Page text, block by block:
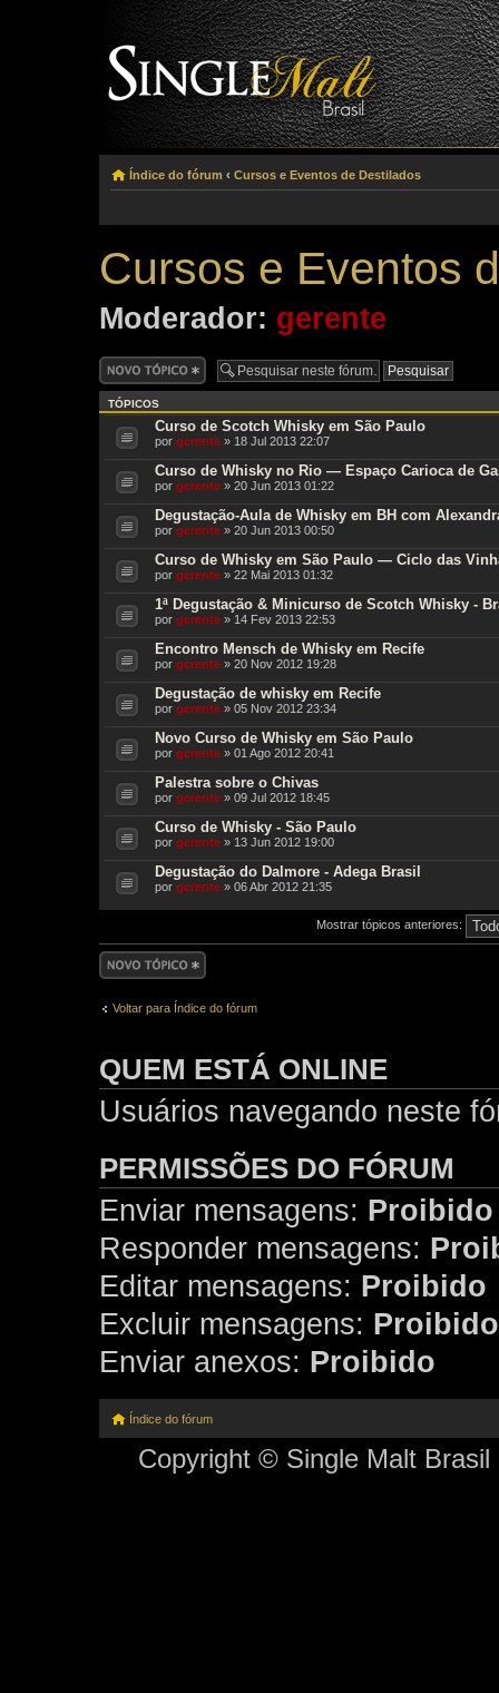
Índice do fórum ‹ Cursos e Eventos de Destilados
Cursos e Eventos
Moderador: gerente
Criar um novo
tópico
TÓPICOS
Curso de Scotch Whisky em São Paulo
por gerente» 18 Jul 2013 22:07
Curso de Whisky no Rio — Espaço Carioca de
por gerente» 20 Jun 2013 01:22
Degustação-Aula de Whisky em BH com
por gerente» 20 Jun 2013 00:50
Curso de Whisky em São Paulo — Ciclo das
por gerente» 22 Mai 2013 01:32
1ª Degustação & Minicurso de Scotch Whisky -
por gerente» 14 Fev 2013 22:53
Encontro Mensch de Whisky em Recife
por gerente» 20 Nov 2012 19:28
Degustação de whisky em Recife
por gerente» 05 Nov 2012 23:34
Novo Curso de Whisky em São Paulo
por gerente» 01 Ago 2012 20:41
Palestra sobre o Chivas
por gerente» 09 Jul 2012 18:45
Curso de Whisky - São Paulo
por gerente» 13 Jun 2012 19:00
Degustação do Dalmore - Adega Brasil
por gerente» 06 Abr 2012 21:35
Mostrar tópicos anteriores:
Criar um novo
tópico
Voltar para Índice do fórum
QUEM ESTÁ ONLINE
Usuários navegando neste
PERMISSÕES DO FÓRUM
Enviar mensagens: Proibido
Responder mensagens:
Editar mensagens: Proibido
Excluir mensagens: Proibido
Enviar anexos: Proibido
Índice do fórum
Copyright © Single Malt